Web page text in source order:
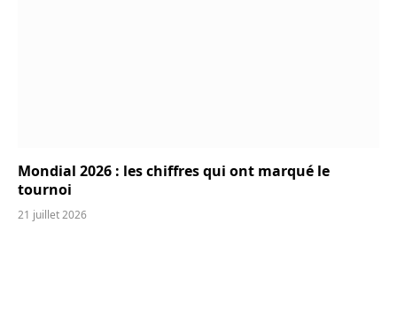
Mondial 2026 : les chiffres qui ont marqué le
tournoi
21 juillet 2026